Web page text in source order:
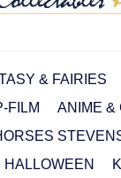
& FAIRIES
FILM
ANIME &
HALLOWEEN